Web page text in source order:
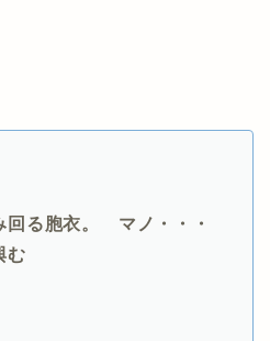
回る胞衣。 マノ・・・
む